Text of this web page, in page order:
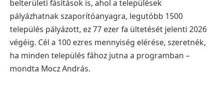
belterületi fásítások is, ahol a települések
pályázhatnak szaporítóanyagra, legutóbb 1500
település pályázott, ez 77 ezer fa ültetését jelenti 2026
végéig. Cél a 100 ezres mennyiség elérése, szeretnék,
ha minden település fához jutna a programban –
mondta Mocz András.